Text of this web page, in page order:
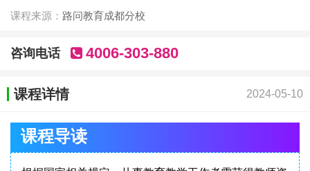
课程来源： 路问教育成都分校
咨询电话 4006-303-880
课程详情 2024-05-10
课程导读